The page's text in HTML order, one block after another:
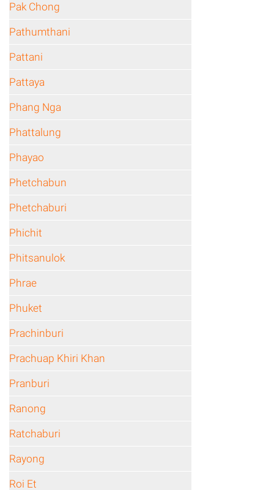
Pak Chong
Pathumthani
Pattani
Pattaya
Phang Nga
Phattalung
Phayao
Phetchabun
Phetchaburi
Phichit
Phitsanulok
Phrae
Phuket
Prachinburi
Prachuap Khiri Khan
Pranburi
Ranong
Ratchaburi
Rayong
Roi Et